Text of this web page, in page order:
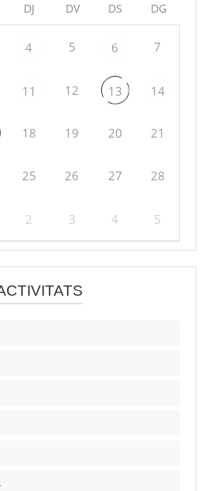
DJ DV DS DG
4 5 6 7
11 12 13 14
18 19 20 21
25 26 27 28
2 3 4 5